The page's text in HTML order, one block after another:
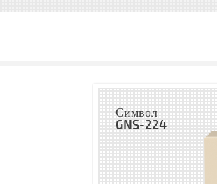
Символ
GNS-224